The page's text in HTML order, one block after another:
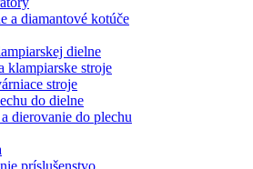
a diamantové kotúče
dielne
klampiarske stroje
stroje
do dielne
dierovanie do plechu
príslušenstvo